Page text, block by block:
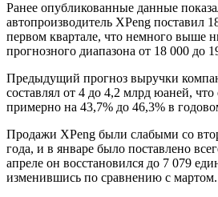
Ранее опубликованные данные
автопроизводитель XPeng поставил
первом квартале, что немного выше
прогнозного диапазона от 18 000 до
Предыдущий прогноз выручки
составлял от 4 до 4,2 млрд юаней, что
примерно на 43,7% до 46,3% в
Продажи XPeng были слабыми со
года, и в январе было поставлено
апреле он восстановился до 7 079
изменившись по сравнению с мартом.